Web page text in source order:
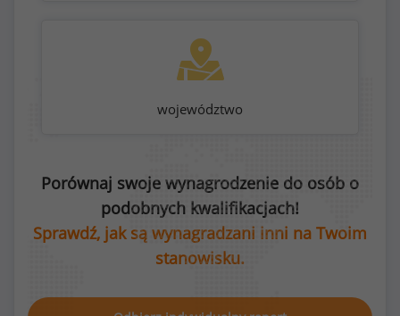
województwo
Porównaj swoje wynagrodzenie do osób o
podobnych kwalifikacjach!
Sprawdź, jak są wynagradzani inni na Twoim
stanowisku.